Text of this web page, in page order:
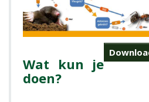
Wat kun je
doen?